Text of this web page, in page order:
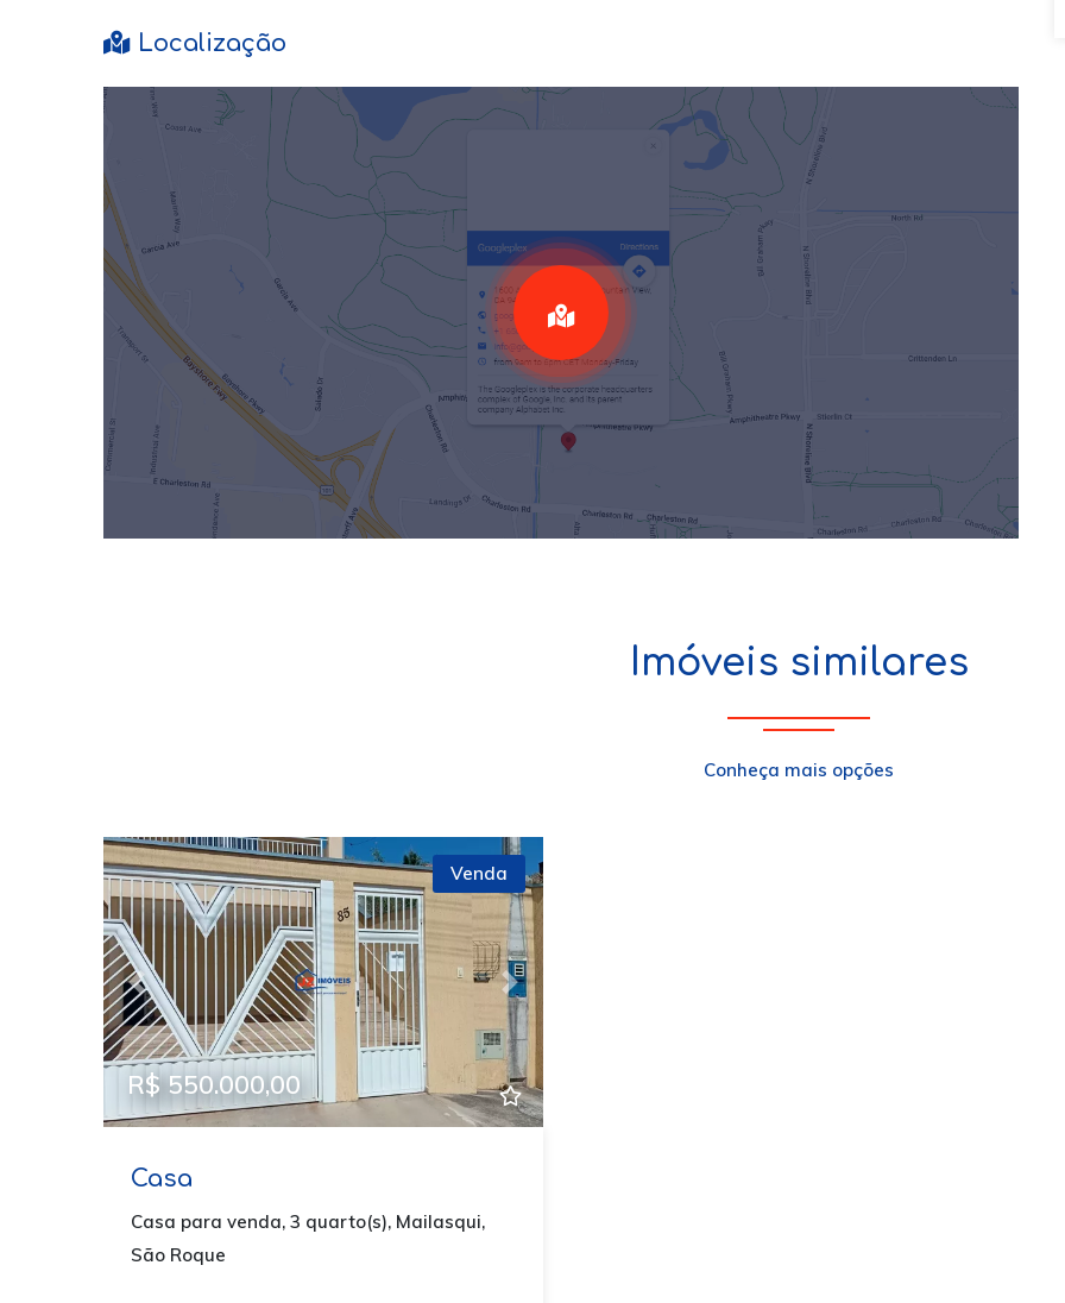
Localização
Imóveis similares
Conheça mais opções
Previous Next
Venda
R$ 550.000,00
Casa
Casa para venda, 3 quarto(s), Mailasqui,
São Roque